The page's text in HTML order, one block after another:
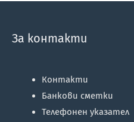
За контакти
Контакти
Банкови сметки
Телефонен указател